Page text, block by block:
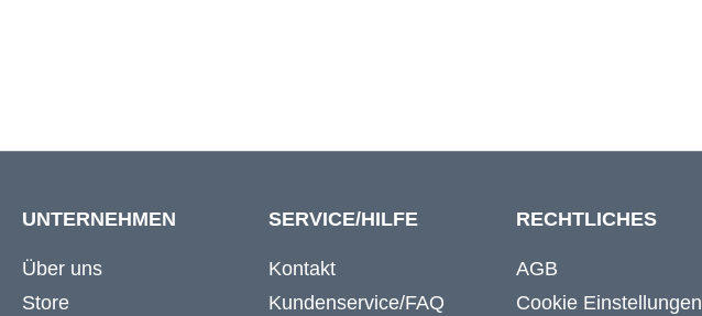
UNTERNEHMEN
Über uns
Store
SERVICE/HILFE
Kontakt
Kundenservice/FAQ
RECHTLICHES
AGB
Cookie Einstellungen